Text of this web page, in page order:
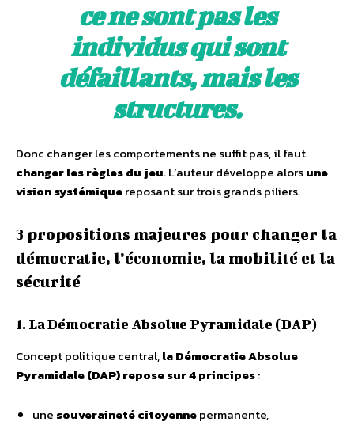
ce ne sont pas les
individus qui sont
défaillants, mais les
structures.
Donc changer les comportements ne suffit pas, il faut
changer les règles du jeu. L’auteur développe alorsune
vision systémiquereposant sur trois grands piliers.
3 propositions majeures pour changer la
démocratie, l’économie, la mobilité et la
sécurité
1. La Démocratie Absolue Pyramidale (DAP)
Concept politique central,la Démocratie Absolue
Pyramidale (DAP) repose sur 4 principes:
une souveraineté citoyennepermanente,